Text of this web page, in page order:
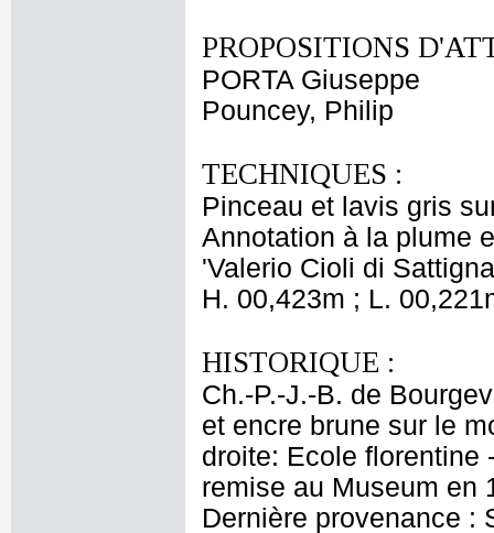
PROPOSITIONS
PORTA Giuseppe
Pouncey, Philip
TECHNIQUES :
Pinceau et lavis gris
Annotation à la plume
'Valerio Cioli di
H. 00,423m ; L.
HISTORIQUE :
Ch.-P.-J.-B. de
et encre brune sur le
droite: Ecole florentine
remise au Museum en
Dernière provenance :